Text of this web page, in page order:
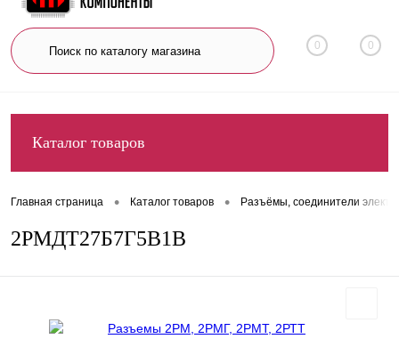
0 0
Каталог товаров
Главная страница • Каталог товаров • Разъёмы, соединители
2РМДТ27Б7Г5В1В